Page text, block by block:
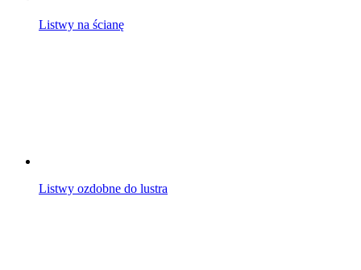
Listwy na ścianę
Listwy ozdobne do lustra